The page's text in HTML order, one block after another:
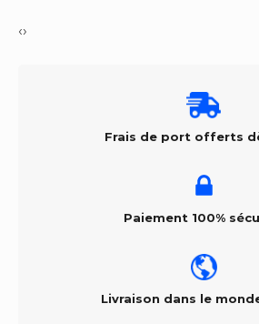
‹›
Frais de port offerts
Paiement 100%
Livraison dans le